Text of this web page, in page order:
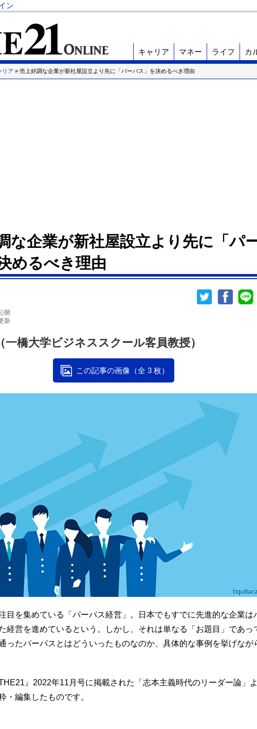
ン
キャリア マネー ライフ カ
リア » 売上好調な企業が新社屋設立より先に「パーパス」を決めるべき理由
な企業が新社屋設立より先に「パ
めるべき理由
開
新
一橋大学ビジネススクール客員教授）
この記事の画像（全 3 枚）
目を集めている「パーパス経営」。日本でもすでに先進的な企業は
経営を進めているという。しかし、それは単なる「お題目」であっ
ったパーパスとはどういったものなのか、具体的な事例を挙げなが
』2022年11月号に掲載された「志本主義時代のリーダー論」よ
・編集したものです。